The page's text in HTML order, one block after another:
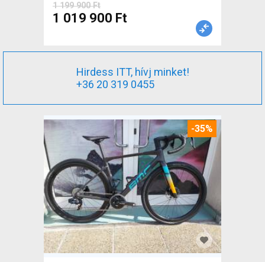
1 199 900 Ft
1 019 900 Ft
Hirdess ITT, hívj minket!
+36 20 319 0455
-35%